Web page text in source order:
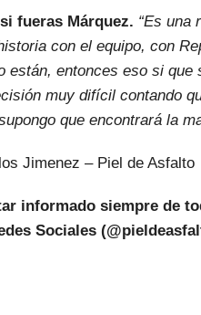
fueras Márquez. “Es una
con el equipo, con
están, entonces eso si
muy difícil contando
que encontrará la
Jimenez – Piel de Asfalto
informado siempre de
Sociales